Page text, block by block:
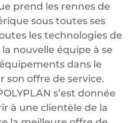
prend les rennes de
sous toutes ses
les technologies de
la nouvelle équipe à se
dans le
son offre de service.
s’est donnée
à une clientèle de la